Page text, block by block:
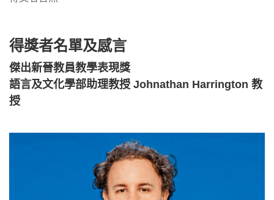
得獎者名單及感言
傑出新晉教員教學表現獎
語言及文化學部助理教授 Johnathan Harrington 教
授